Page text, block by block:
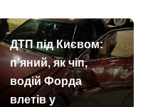
ДТП під Києвом:
п’яний, як чіп,
водій Форда
влетів у